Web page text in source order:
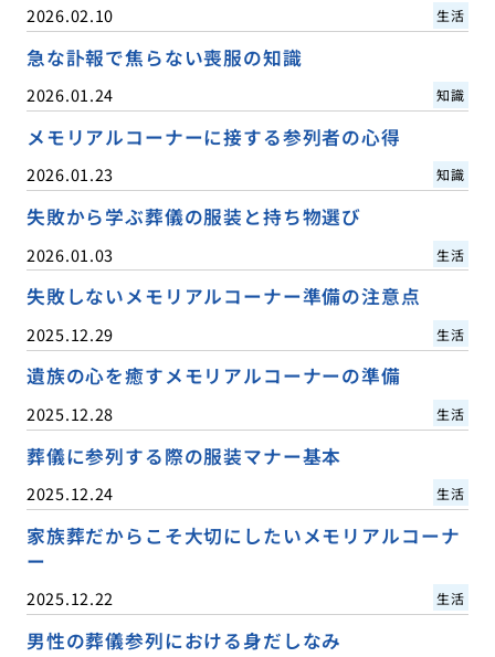
2026.02.10 生活
急な訃報で焦らない喪服の知識
2026.01.24 知識
メモリアルコーナーに接する参列者の心得
2026.01.23 知識
失敗から学ぶ葬儀の服装と持ち物選び
2026.01.03 生活
失敗しないメモリアルコーナー準備の注意点
2025.12.29 生活
遺族の心を癒すメモリアルコーナーの準備
2025.12.28 生活
葬儀に参列する際の服装マナー基本
2025.12.24 生活
家族葬だからこそ大切にしたいメモリアルコーナ
ー
2025.12.22 生活
男性の葬儀参列における身だしなみ